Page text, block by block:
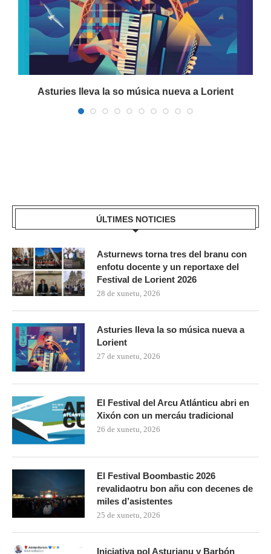
Asturies lleva la so música nueva a Lorient
ÚLTIMES NOTICIES
Asturnews torna tres del branu con
enfotu docente y un reportaxe del
Festival de Lorient 2026
28 de xunetu, 2026
Asturies lleva la so música nueva a
Lorient
27 de xunetu, 2026
El Festival del Arcu Atlánticu abri en
Xixón con un mercáu tradicional
26 de xunetu, 2026
El Festival Boombastic 2026
revalidaotru bon añu con decenes de
miles d’asistentes
25 de xunetu, 2026
Iniciativa pol Asturianu y Barbón